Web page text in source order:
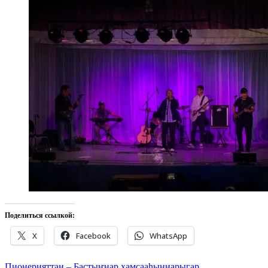
Поделиться ссылкой:
X Facebook WhatsApp